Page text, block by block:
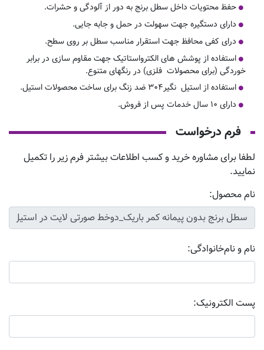
حفظ محتویات داخل سطل برنج به دور از آلودگی و حشرات.
دارای دستگیره جهت سهولت در حمل و جابه جایی.
درای کفی محافظ جهت استقرار مناسب سطل بر روی سطح.
استفاده از پوشش های الکترواستاتیک جهت مقاوم سازی در برابر
خوردگی (برای محصولات فلزی) در رنگهای متنوع.
استفاده از استیل نگیر۳۰۴ ضد زنگ برای ساخت محصولات استیل.
دارای ۱۰ سال خدمات پس از فروش.
فرم درخواست
لطفا برای مشاوره خرید و کسب اطلاعات بیشتر فرم زیر را تکمیل
نمایید.
نام محصول:
نام و نام‌خانوادگی:
پست الکترونیک: